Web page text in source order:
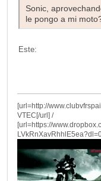
Sonic,
le pongo a mi
Este:
[url=http://
VTEC[/url] /
[url=https://